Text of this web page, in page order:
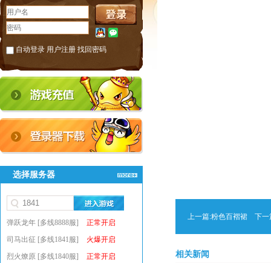
自动登录 用户注册 找回密码
选择服务器
弹跃龙年 [多线8888服]
正常开启
司马出征 [多线1841服]
火爆开启
烈火燎原 [多线1840服]
正常开启
上一篇:粉色百褶裙 下一
相关新闻